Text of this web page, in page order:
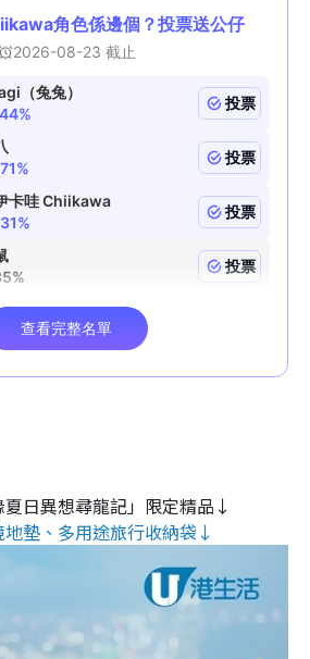
日異想尋龍記」限定精品↓
墊、多用途旅行收納袋↓